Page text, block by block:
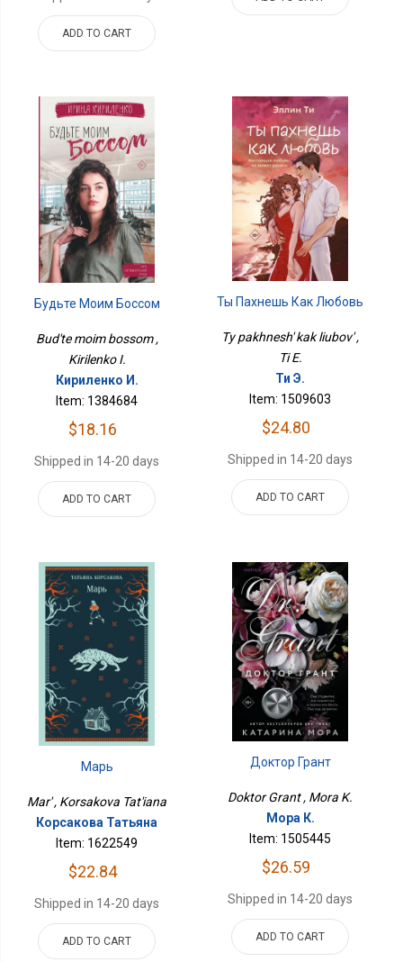
ADD TO CART
Будьте Моим Боссом
Bud'te moim bossom ,
Kirilenko I.
Кириленко И.
Item: 1384684
$18.16
Shipped in 14-20 days
ADD TO CART
Ты Пахнешь Как Любовь
Ty pakhnesh' kak liubov' ,
Ti E.
Ти Э.
Item: 1509603
$24.80
Shipped in 14-20 days
ADD TO CART
Марь
Mar' , Korsakova Tat'iana
Корсакова Татьяна
Item: 1622549
$22.84
Shipped in 14-20 days
ADD TO CART
Доктор Грант
Doktor Grant , Mora K.
Мора К.
Item: 1505445
$26.59
Shipped in 14-20 days
ADD TO CART